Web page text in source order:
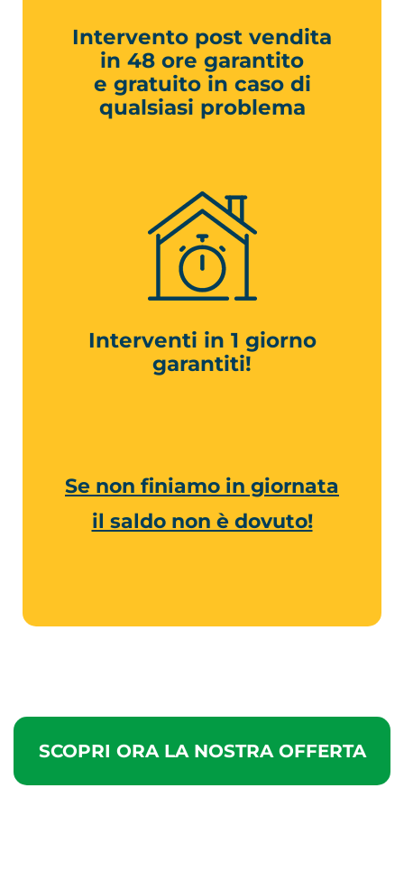
Intervento post vendita
in 48 ore garantito
e gratuito in caso di
qualsiasi problema
Interventi in 1 giorno
garantiti!
Se non finiamo in giornata
il saldo non è dovuto!
SCOPRI ORA LA NOSTRA OFFERTA